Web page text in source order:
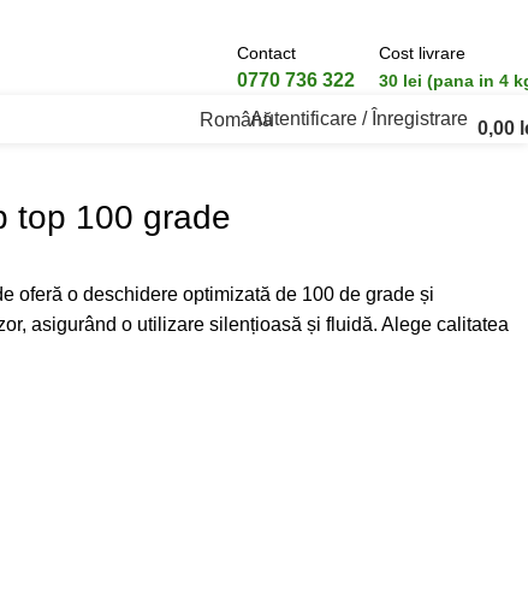
Contact
0770 736 322
Cost livrare
30 lei (pana in 4
RomânăAutentificare / Înregistrare 0,00
top 100 grade
oferă o deschidere optimizată de 100 de grade și
asigurând o utilizare silențioasă și fluidă. Alege calitatea